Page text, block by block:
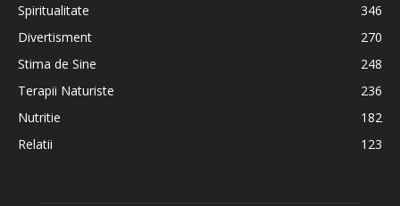
Spiritualitate
346
Divertisment
270
Stima de Sine
248
Terapii Naturiste
236
Nutritie
182
Relatii
123